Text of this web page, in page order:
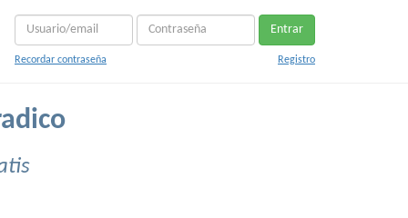
Entrar
Recordar contraseña Registro